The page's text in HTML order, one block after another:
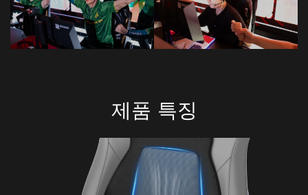
제품 특징